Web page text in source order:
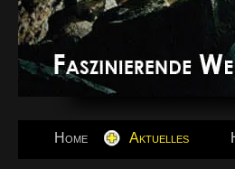
Home Aktuelles